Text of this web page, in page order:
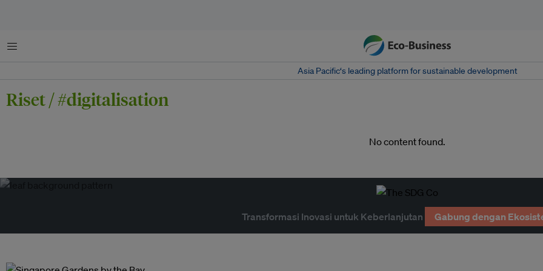
Menu
Asia Pacific‘s leading platform for sustainable development
Riset / #digitalisation
No content found.
Transformasi Inovasi untuk Keberlanjutan Gabung dengan